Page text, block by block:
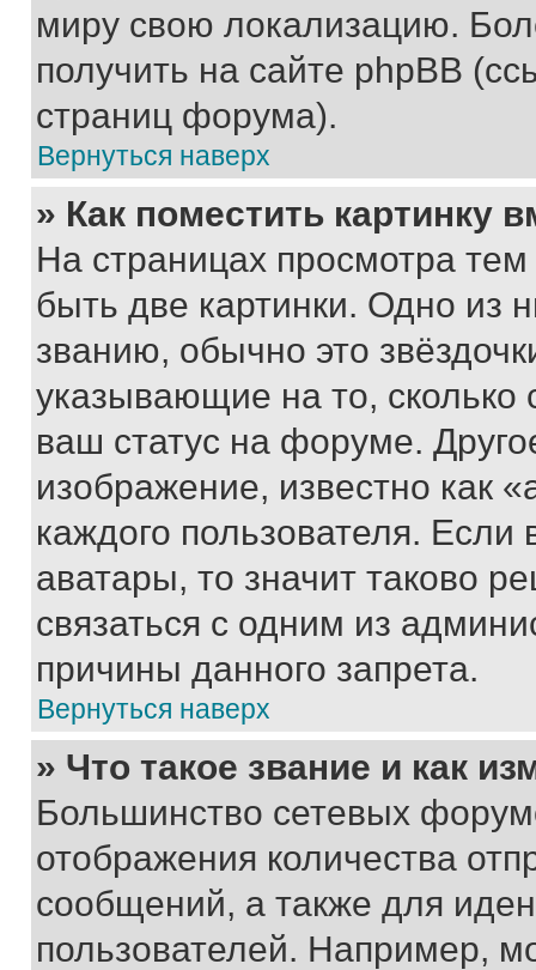
миру свою локализацию.
получить на сайте phpBB
страниц форума).
Вернуться наверх
» Как поместить картинку
На страницах просмотра
быть две картинки. Одно из
званию, обычно это
указывающие на то,
ваш статус на форуме.
изображение, известно как
каждого пользователя.
аватары, то значит таково
связаться с одним из
причины данного запрета.
Вернуться наверх
» Что такое звание и как
Большинство сетевых
отображения количества
сообщений, а также для
пользователей. Например,